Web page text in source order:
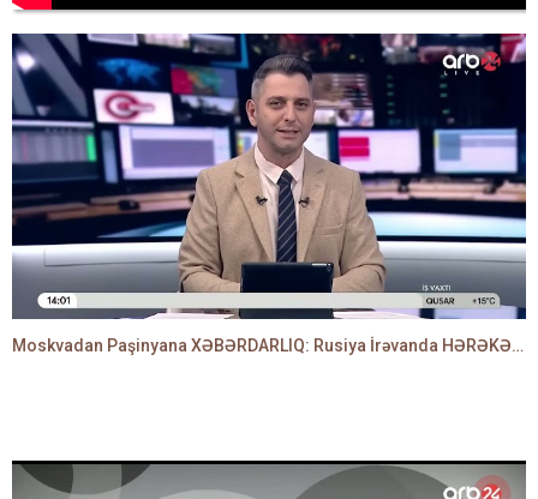
Moskvadan Paşinyana XƏBƏRDARLIQ: Rusiya İrəvanda HƏRƏKƏTƏ KEÇDİ - TAMİLLA QULAMİ danışır